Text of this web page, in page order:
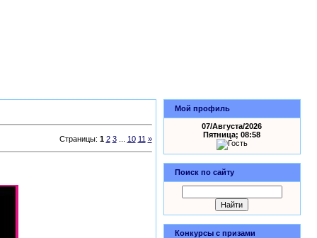
Страницы: 1 2 3 10 11 »
Мой профиль
07/Августа/2026
Пятница; 08:58
Поиск по сайту
Конкурсы с призами